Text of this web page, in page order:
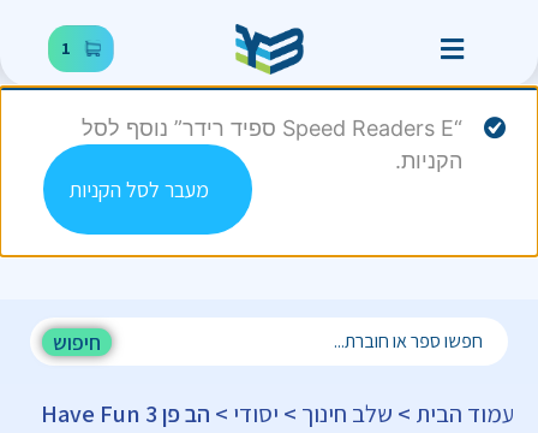
1
“Speed Readers E ספיד רידר” נוסף לסל
הקניות.
מעבר לסל הקניות
חיפוש
עמוד הבית > שלב חינוך > יסודי
> הב פן Have Fun 3